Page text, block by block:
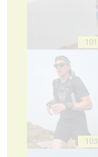
101
103